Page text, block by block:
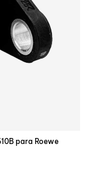
para Roewe